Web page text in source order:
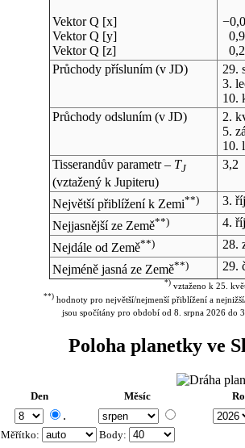
Vektor Q [x]
Vektor Q [y]
Vektor Q [z]
Průchody přísluním (v JD) 29.
3.
10.
Průchody odsluním (v JD) 2.
5.
10.
Tisserandův parametr – TJ
(vztažený k Jupiteru)
3,2
Největší přiblížení k Zemi**) 3.
Nejjasnější ze Země**) 4.
Nejdále od Země**) 28.
Nejméně jasná ze Země**) 29.
*)vztaženo k 25.
**) hodnoty pro největší/nejmenší přiblížení a
jsou spočítány pro období od 8. srpna 2026 do
Poloha planetky ve
Den Měsíc
.
Měřítko: Body: